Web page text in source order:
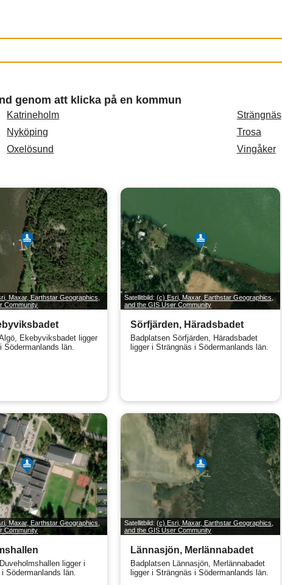
genom att klicka på en kommun
Katrineholm
Nyköping
Oxelösund
Strängnäs
Trosa
Vingåker
Maxar, Earthstar Geographics,
Community
Ekebyviksbadet ligger
Södermanlands län.
Satellitbild: (c) Esri, Maxar, Earthstar Geographics,
and the GIS User Community
Sörfjärden, Häradsbadet
Badplatsen Sörfjärden, Häradsbadet
ligger i Strängnäs i Södermanlands län.
Maxar, Earthstar Geographics,
Community
ligger i
i Södermanlands län.
Satellitbild: (c) Esri, Maxar, Earthstar Geographics,
and the GIS User Community
Lännasjön, Merlännabadet
Badplatsen Lännasjön, Merlännabadet
ligger i Strängnäs i Södermanlands län.